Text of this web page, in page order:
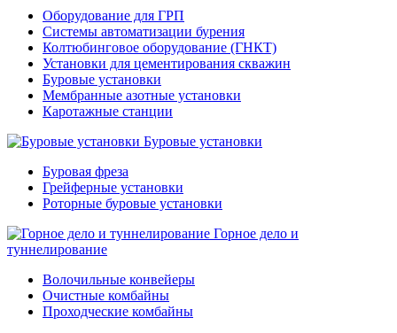
Оборудование для ГРП
Системы автоматизации бурения
Колтюбинговое оборудование (ГНКТ)
Установки для цементирования скважин
Буровые установки
Мембранные азотные установки
Каротажные станции
Буровые установки
Буровая фреза
Грейферные установки
Роторные буровые установки
Горное дело и
туннелирование
Волочильные конвейеры
Очистные комбайны
Проходческие комбайны